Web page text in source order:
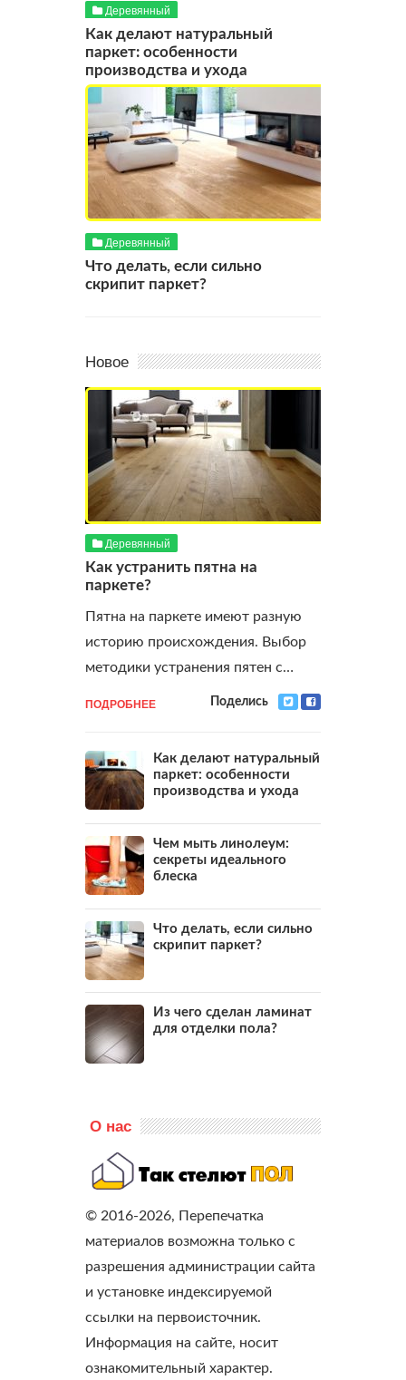
Деревянный
Как делают натуральный
паркет: особенности
производства и ухода
Деревянный
Что делать, если сильно
скрипит паркет?
Новое
Деревянный
Как устранить пятна на
паркете?
Пятна на паркете имеют разную
историю происхождения. Выбор
методики устранения пятен с…
ПОДРОБНЕЕ Поделись
Как делают натуральный
паркет: особенности
производства и ухода
Чем мыть линолеум:
секреты идеального
блеска
Что делать, если сильно
скрипит паркет?
Из чего сделан ламинат
для отделки пола?
О нас
© 2016-2026, Перепечатка
материалов возможна только с
разрешения администрации сайта
и установке индексируемой
ссылки на первоисточник.
Информация на сайте, носит
ознакомительный характер.